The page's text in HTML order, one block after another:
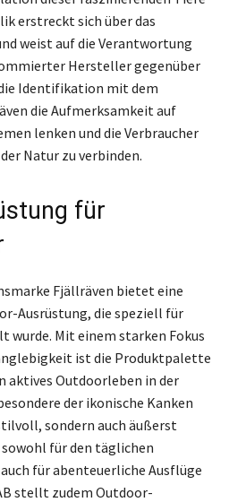
erstreckt sich über das
weist auf die Verantwortung
Hersteller gegenüber
Identifikation mit dem
die Aufmerksamkeit auf
lenken und die Verbraucher
Natur zu verbinden.
für
Fjällräven bietet eine
Ausrüstung, die speziell für
wurde. Mit einem starken Fokus
ist die Produktpalette
aktives Outdoorleben in der
der ikonische Kanken
sondern auch äußerst
für den täglichen
für abenteuerliche Ausflüge
stellt zudem Outdoor-